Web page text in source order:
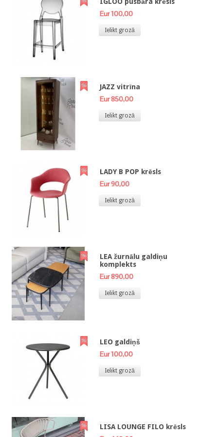
IGLOO pusbāra krēsls
Eur 100,00
Ielikt grozā
JAZZ vitrīna
Eur 850,00
Ielikt grozā
LADY B POP krēsls
Eur 90,00
Ielikt grozā
LEA žurnālu galdiņu
komplekts
Eur 890,00
Ielikt grozā
LEO galdiņš
Eur 100,00
Ielikt grozā
LISA LOUNGE FILO krēsls